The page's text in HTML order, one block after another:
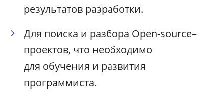
результатов разработки.
Для поиска и разбора Open-source–
проектов, что необходимо
для обучения и развития
программиста.